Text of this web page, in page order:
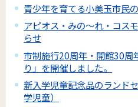
青少年を育てる小美玉市民
アピオス・みの～れ・コス
らせ
市制施行20周年・開館30周
り」を開催しました。
新入学児童記念品のランド
学児童）